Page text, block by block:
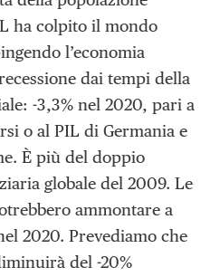
ha colpito il mondo
l’economia
dai tempi della
-3,3% nel 2020, pari a
o al PIL di Germania e
È più del doppio
globale del 2009. Le
ammontare a
2020. Prevediamo che
del -20%